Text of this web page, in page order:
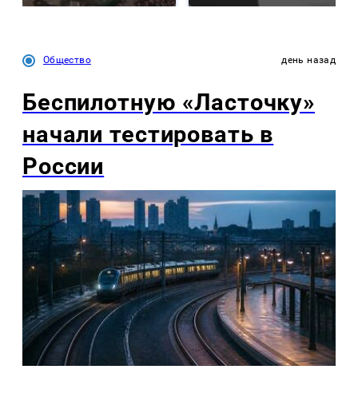
Общество день назад
Беспилотную «Ласточку»
начали тестировать в
России